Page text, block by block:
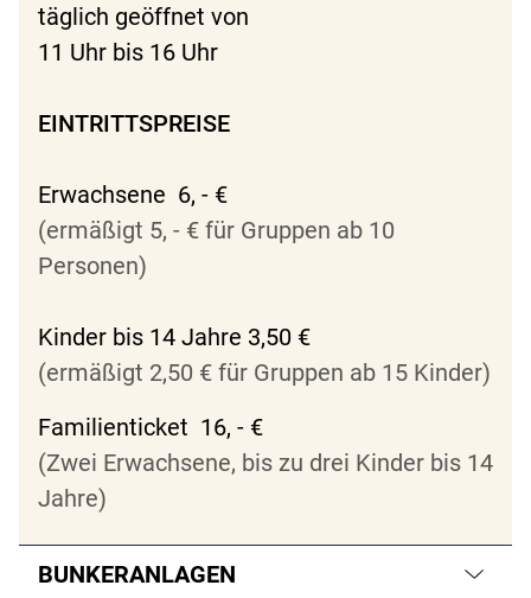
täglich geöffnet von
11 Uhr bis 16 Uhr
EINTRITTSPREISE
Erwachsene 6, - €
(ermäßigt 5, - € für Gruppen ab 10
Personen)
Kinder bis 14 Jahre 3,50 €
(ermäßigt 2,50 € für Gruppen ab 15 Kinder)
Familienticket 16, - €
(Zwei Erwachsene, bis zu drei Kinder bis 14
Jahre)
BUNKERANLAGEN